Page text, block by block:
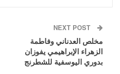
NEXT POST
مخلص العدناني وفاطمة
الزهراء الإبراهيمي يفوزان
بدوري اليوسفية للشطرنج